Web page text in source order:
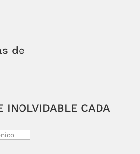
de
INOLVIDABLE CADA